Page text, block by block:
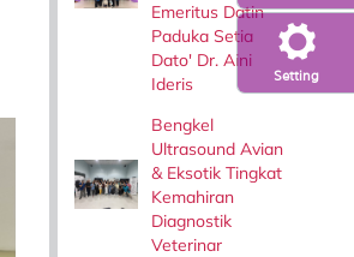
Setting
Emeritus Datin
Paduka Setia
Dato' Dr. Aini
Ideris
Bengkel
Ultrasound Avian
& Eksotik Tingkat
Kemahiran
Diagnostik
Veterinar